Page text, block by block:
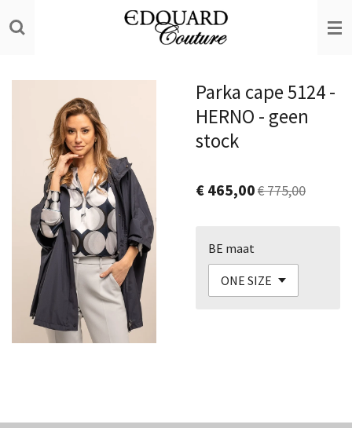
direct
Parka cape 5124 -
HERNO - geen
stock
€ 465,00€ 775,00
BE maat